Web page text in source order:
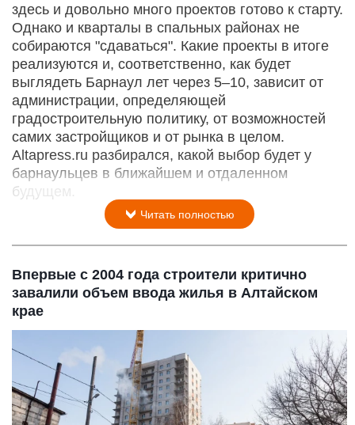
здесь и довольно много проектов готово к старту.
Однако и кварталы в спальных районах не
собираются "сдаваться". Какие проекты в итоге
реализуются и, соответственно, как будет
выглядеть Барнаул лет через 5–10, зависит от
администрации, определяющей
градостроительную политику, от возможностей
самих застройщиков и от рынка в целом.
Altapress.ru разбирался, какой выбор будет у
барнаульцев в ближайшем и отдаленном
будущем.
Читать полностью
Впервые с 2004 года строители критично
завалили объем ввода жилья в Алтайском
крае